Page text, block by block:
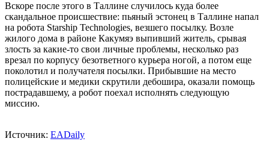
Вскоре после этого в Таллине случилось куда более
скандальное происшествие: пьяный эстонец в Таллине напал
на робота Starship Technologies, везшего посылку. Возле
жилого дома в районе Какумяэ выпивший житель, срывая
злость за какие-то свои личные проблемы, несколько раз
врезал по корпусу безответного курьера ногой, а потом еще
поколотил и получателя посылки. Прибывшие на место
полицейские и медики скрутили дебошира, оказали помощь
пострадавшему, а робот поехал исполнять следующую
миссию.
Источник: EADaily